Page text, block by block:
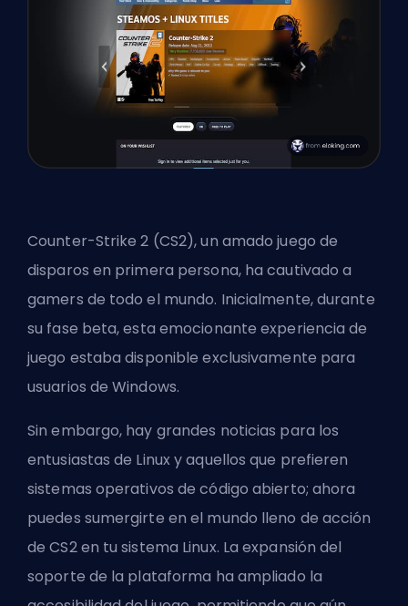
Counter-Strike 2 (CS2), un amado juego de
disparos en primera persona, ha cautivado a
gamers de todo el mundo. Inicialmente, durante
su fase beta, esta emocionante experiencia de
juego estaba disponible exclusivamente para
usuarios de Windows.
Sin embargo, hay grandes noticias para los
entusiastas de Linux y aquellos que prefieren
sistemas operativos de código abierto; ahora
puedes sumergirte en el mundo lleno de acción
de CS2 en tu sistema Linux. La expansión del
soporte de la plataforma ha ampliado la